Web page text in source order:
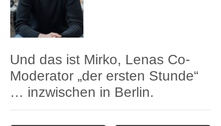
Und das ist Mirko, Lenas Co-
Moderator „der ersten Stunde“
… inzwischen in Berlin.